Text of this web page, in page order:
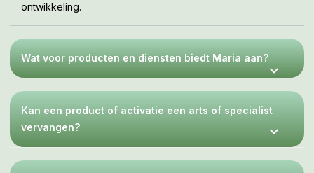
ontwikkeling.
Wat voor producten en diensten biedt Maria aan?
Kan een product of activatie een arts of specialist
vervangen?